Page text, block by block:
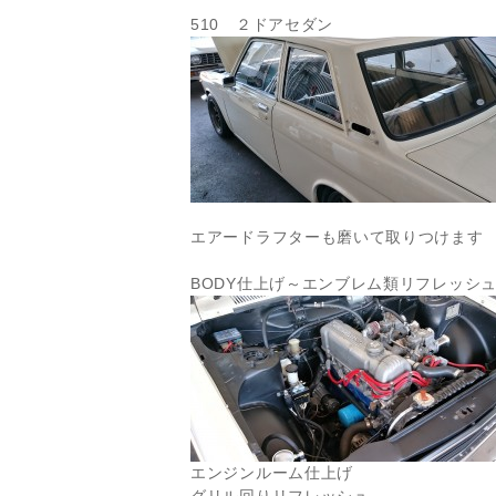
510 ２ドアセダン
エアードラフターも磨いて取りつけます
BODY仕上げ～エンブレム類リフレッシ
エンジンルーム仕上げ